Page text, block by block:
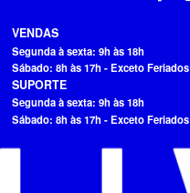
VENDAS
Segunda à sexta: 9h às 18h
Sábado: 8h às 17h - Exceto Feriados
SUPORTE
Segunda à sexta: 9h às 18h
Sábado: 8h às 17h - Exceto Feriados